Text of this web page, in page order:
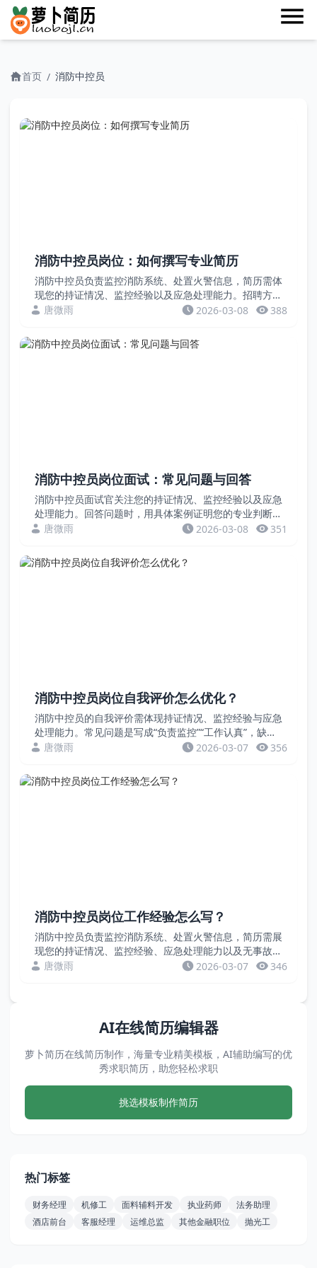
首页 / 消防中控员
消防中控员岗位：如何撰写专业简历
消防中控员负责监控消防系统、处置火警信息，简历需体
现您的持证情况、监控经验以及应急处理能力。招聘方关
注您的证书、无漏报记录以及设备维护。本文通过反面案
将“...
唐微雨 2026-03-08 388
消防中控员岗位面试：常见问题与回答
消防中控员面试官关注您的持证情况、监控经验以及应急
处理能力。回答问题时，用具体案例证明您的专业判断，
用数据展示您的无事故记录。案例一：关于如何处理报警
情...
唐微雨 2026-03-08 351
消防中控员岗位自我评价怎么优化？
消防中控员的自我评价需体现持证情况、监控经验与应急
处理能力。常见问题是写成“负责监控”“工作认真”，缺乏
量化数据和案例。本文通过反面案例，教您用资质和记录
唐微雨 2026-03-07 356
消防中控员岗位工作经验怎么写？
消防中控员负责监控消防系统、处置火警信息，简历需展
现您的持证情况、监控经验、应急处理能力以及无事故记
录。招聘方关注您的专业资质与责任心。2017.06 - 至今
唐微雨 2026-03-07 346
AI在线简历编辑器
萝卜简历在线简历制作，海量专业精美模板，AI辅助编写的优
秀求职简历，助您轻松求职
挑选模板制作简历
热门标签
财务经理 机修工 面料辅料开发 执业药师
法务助理
酒店前台
客服经理 运维总监 其他金融职位 抛光工